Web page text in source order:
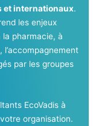
et internationaux.
les enjeux
pharmacie, à
l’accompagnement
par les groupes
EcoVadis à
organisation.